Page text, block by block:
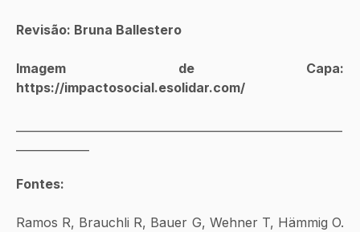
Revisão: Bruna Ballestero
Imagem de Capa:
https://impactosocial.esolidar.com/
Fontes:
Ramos R, Brauchli R, Bauer G, Wehner T, Hämmig O.